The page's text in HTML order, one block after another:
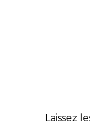
Laissez